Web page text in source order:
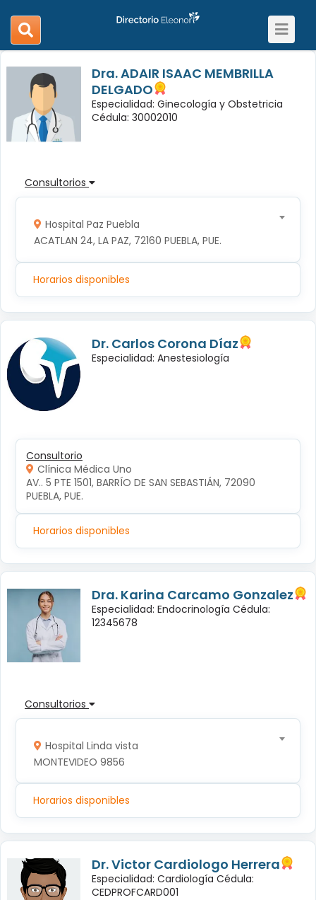
search
navigation
Toggle
Dra. ADAIR ISAAC MEMBRILLA
DELGADO
Especialidad: Ginecología y Obstetricia
Cédula: 30002010
Consultorios
Hospital Paz Puebla
ACATLAN 24, LA PAZ, 72160 PUEBLA, PUE.
Horarios disponibles
Dr. Carlos Corona Díaz
Especialidad: Anestesiología
Consultorio
Clínica Médica Uno
AV.. 5 PTE 1501, BARRÍO DE SAN SEBASTIÁN, 72090
PUEBLA, PUE.
Horarios disponibles
Dra. Karina Carcamo Gonzalez
Especialidad: Endocrinología Cédula:
12345678
Consultorios
Hospital Linda vista
MONTEVIDEO 9856
Horarios disponibles
Dr. Victor Cardiologo Herrera
Especialidad: Cardiología Cédula:
CEDPROFCARD001